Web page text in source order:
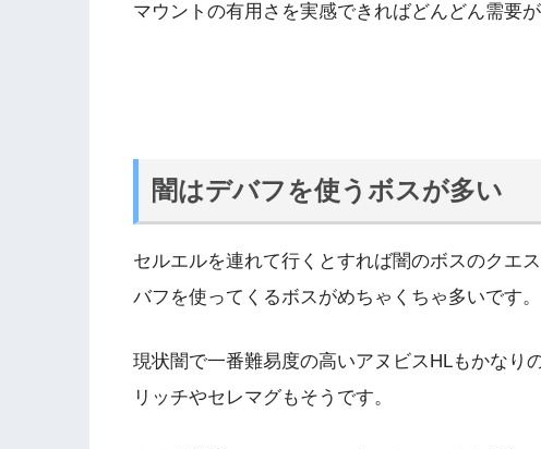
マウントの有用さを実感できればどんどん需要
闇はデバフを使うボスが多い
セルエルを連れて行くとすれば闇のボスのクエ
バフを使ってくるボスがめちゃくちゃ多いです。
現状闇で一番難易度の高いアヌビスHLもかなり
リッチやセレマグもそうです。